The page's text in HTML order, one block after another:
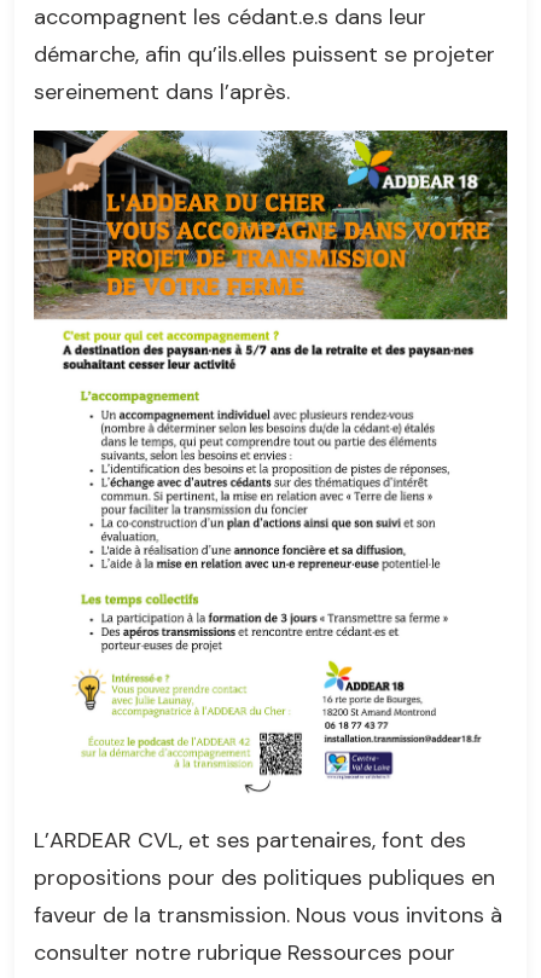
accompagnent les cédant.e.s dans leur
démarche, afin qu’ils.elles puissent se projeter
sereinement dans l’après.
L’ARDEAR CVL, et ses partenaires, font des
propositions pour des politiques publiques en
faveur de la transmission. Nous vous invitons à
consulter notre rubrique Ressources pour